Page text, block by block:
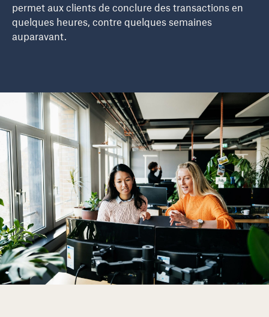
permet aux clients de conclure des transactions en
quelques heures, contre quelques semaines
auparavant.